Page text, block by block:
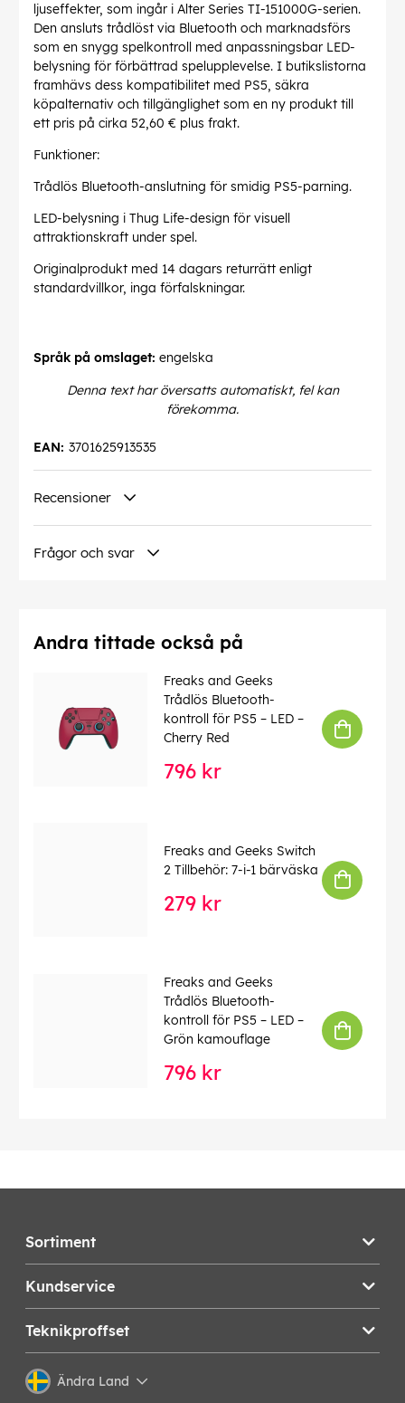
ljuseffekter, som ingår i Alter Series TI-151000G-serien.
Den ansluts trådlöst via Bluetooth och marknadsförs
som en snygg spelkontroll med anpassningsbar LED-
belysning för förbättrad spelupplevelse. I butikslistorna
framhävs dess kompatibilitet med PS5, säkra
köpalternativ och tillgänglighet som en ny produkt till
ett pris på cirka 52,60 € plus frakt.
Funktioner:
Trådlös Bluetooth-anslutning för smidig PS5-parning.
LED-belysning i Thug Life-design för visuell
attraktionskraft under spel.
Originalprodukt med 14 dagars returrätt enligt
standardvillkor, inga förfalskningar.
Språk på omslaget: engelska
Denna text har översatts automatiskt, fel kan
förekomma.
3701625913535
EAN:
Recensioner
Frågor och svar
Andra tittade också på
Freaks and Geeks
Trådlös Bluetooth-
kontroll för PS5 – LED –
Cherry Red
796 kr
Freaks and Geeks Switch
2 Tillbehör: 7-i-1 bärväska
279 kr
Freaks and Geeks
Trådlös Bluetooth-
kontroll för PS5 – LED –
Grön kamouflage
796 kr
Sortiment
Kundservice
Teknikproffset
Ändra Land